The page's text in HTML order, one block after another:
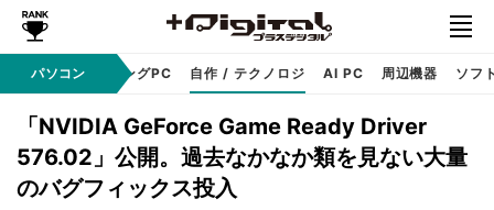
パソコン
PC本体 ゲーミングPC 自作 / テクノロジ AI PC 周辺機器 ソフ
「NVIDIA GeForce Game Ready Driver
576.02」公開。過去なかなか類を見ない大量
のバグフィックス投入